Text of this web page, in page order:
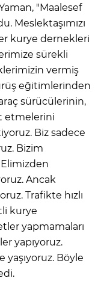
"Maalesef
Meslektaşımızı
kurye dernekleri
sürekli
vermiş
eğitimlerinden
sürücülerinin,
etmelerini
Biz sadece
Bizim
Ancak
Trafikte hızlı
kurye
yapmamaları
yapıyoruz.
yaşıyoruz. Böyle